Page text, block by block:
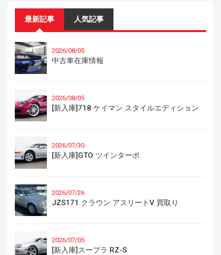
最新記事 人気記事
2026/08/05
中古車在庫情報
2026/08/05
[新入庫]718 ケイマン スタイルエディション
2026/07/30
[新入庫]GTO ツインターボ
2026/07/26
JZS171 クラウン アスリートV 買取り
2026/07/05
[新入庫]スープラ RZ-S